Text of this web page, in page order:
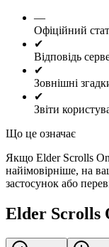
—
Офіційний
✔
Відповідь
✔
Зовнішні
✔
Звіти
Що це означає
Якщо Elder Scrolls
найімовірніше, на
застосунок або
Elder Scrolls